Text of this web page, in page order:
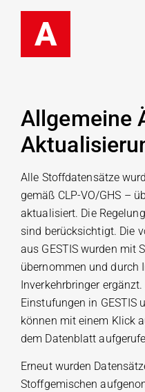
A
Allgemeine
Alle Stoffdatensätze
gemäß CLP-VO/GHS –
aktualisiert. Die
sind berücksichtigt. Die
aus GESTIS wurden mit
übernommen und durch
Inverkehrbringer
Einstufungen in GESTIS
können mit einem Klick
dem Datenblatt
Erneut wurden
Stoffgemischen